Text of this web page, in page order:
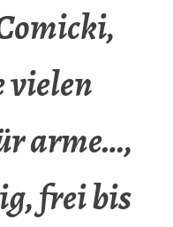
vielen
arme…,
frei bis